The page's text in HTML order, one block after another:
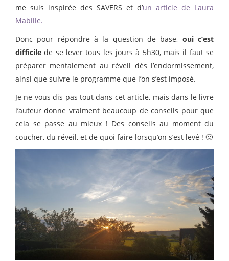
me suis inspirée des SAVERS et d’un article de Laura
Mabille.
Donc pour répondre à la question de base, oui c’est
difficilede se lever tous les jours à 5h30, mais il faut se
préparer mentalement au réveil dès l’endormissement,
ainsi que suivre le programme que l’on s’est imposé.
Je ne vous dis pas tout dans cet article, mais dans le livre
l’auteur donne vraiment beaucoup de conseils pour que
cela se passe au mieux ! Des conseils au moment du
coucher, du réveil, et de quoi faire lorsqu’on s’est levé ! 🙂